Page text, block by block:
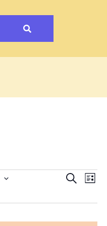
e
Procurar
Lista